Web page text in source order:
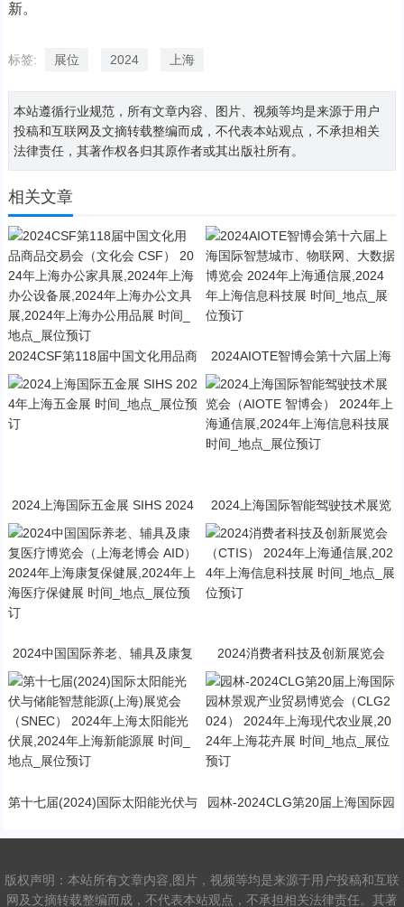
新。
标签: 展位 2024 上海
本站遵循行业规范，所有文章内容、图片、视频等均是来源于用户
投稿和互联网及文摘转载整编而成，不代表本站观点，不承担相关
法律责任，其著作权各归其原作者或其出版社所有。
相关文章
2024CSF第118届中国文化用品商
品交易会（文化会 CSF） 2024年
上海办公家具展,2024年上海办公
设备展,2024年上海办公文具展,20
24年上海办公用品展 时间_地点_
2024AIOTE智博会第十六届上海
国际智慧城市、物联网、大数据博
览会 2024年上海通信展,2024年
上海信息科技展 时间_地点_展位
预订
2024上海国际五金展 SIHS 2024
年上海五金展 时间_地点_展位预
订
2024上海国际智能驾驶技术展览
会（AIOTE 智博会） 2024年上海
通信展,2024年上海信息科技展 时
间_地点_展位预订
2024中国国际养老、辅具及康复
医疗博览会（上海老博会 AID） 2
024年上海康复保健展,2024年上
海医疗保健展 时间_地点_展位预
订
2024消费者科技及创新展览会
（CTIS） 2024年上海通信展,202
4年上海信息科技展 时间_地点_展
位预订
第十七届(2024)国际太阳能光伏与
C） 2024年上海太阳能光伏展,20
位预订
园林-2024CLG第20届上海国际园
4） 2024年上海现代农业展,2024
订
版权声明：本站所有文章内容,图片，视频等均是来源于用户投稿和互联
网及文摘转载整编而成，不代表本站观点，不承担相关法律责任。其著